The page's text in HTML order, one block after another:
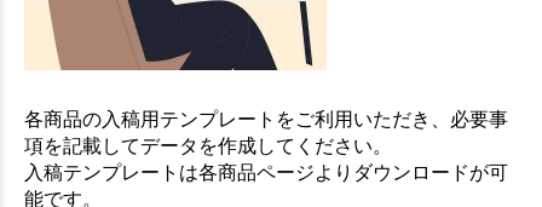
各商品の入稿用テンプレートをご利用いただき、必要事
項を記載してデータを作成してください。
入稿テンプレートは各商品ページよりダウンロードが可
能です。